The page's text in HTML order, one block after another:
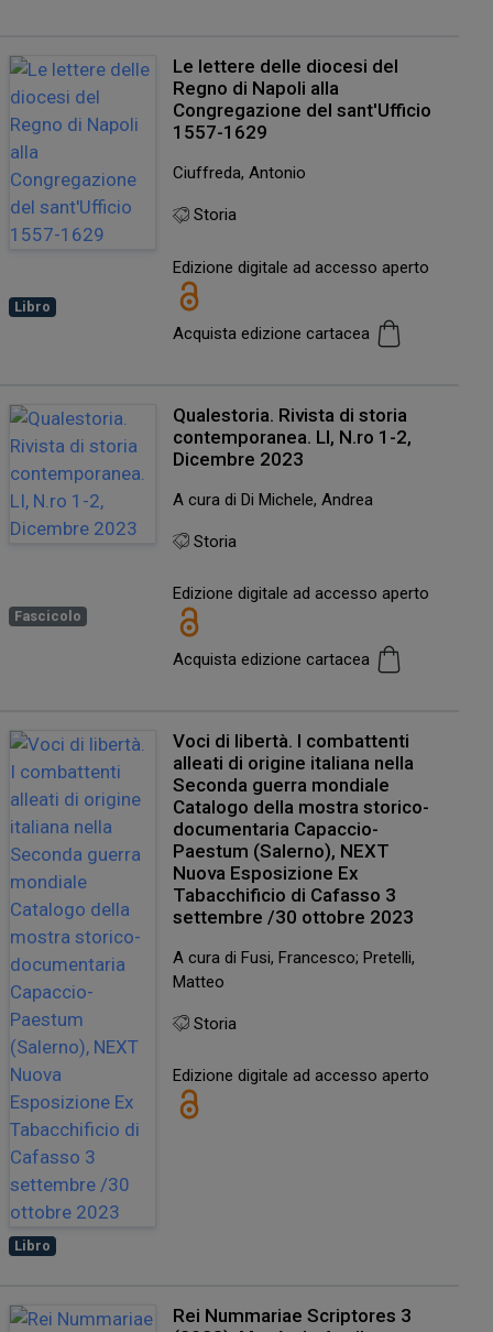
Libro
Le lettere delle diocesi del
Regno di Napoli alla
Congregazione del sant'Ufficio
1557-1629
Ciuffreda, Antonio
Storia
Edizione digitale ad accesso aperto
Acquista edizione cartacea
Fascicolo
Qualestoria. Rivista di storia
contemporanea. LI, N.ro 1-2,
Dicembre 2023
A cura di Di Michele, Andrea
Storia
Edizione digitale ad accesso aperto
Acquista edizione cartacea
Libro
Voci di libertà. I combattenti
alleati di origine italiana nella
Seconda guerra mondiale
Catalogo della mostra storico-
documentaria Capaccio-
Paestum (Salerno), NEXT
Nuova Esposizione Ex
Tabacchificio di Cafasso 3
settembre /30 ottobre 2023
A cura di Fusi, Francesco; Pretelli,
Matteo
Storia
Edizione digitale ad accesso aperto
Rei Nummariae Scriptores 3